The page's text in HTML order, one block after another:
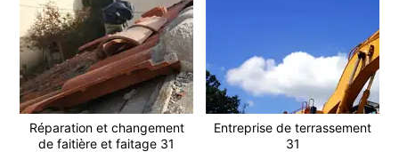
Réparation et changement
de faitière et faitage 31
Entreprise de terrassement
31